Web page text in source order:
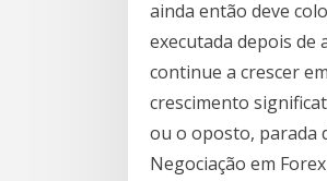
ainda então deve
executada depois
continue a crescer
crescimento
ou o oposto, parada
Negociação em